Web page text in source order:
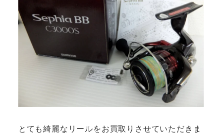
とても綺麗なリールをお買取りさせていただきま